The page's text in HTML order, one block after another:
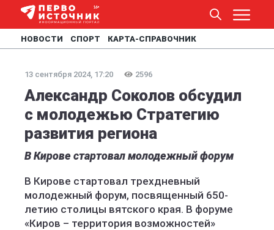
НОВОСТИ СПОРТ КАРТА-СПРАВОЧНИК
13 сентября 2024, 17:20 2596
Александр Соколов обсудил
с молодежью Стратегию
развития региона
В Кирове стартовал молодежный форум
В Кирове стартовал трехдневный
молодежный форум, посвященный 650-
летию столицы вятского края. В форуме
«Киров – территория возможностей»